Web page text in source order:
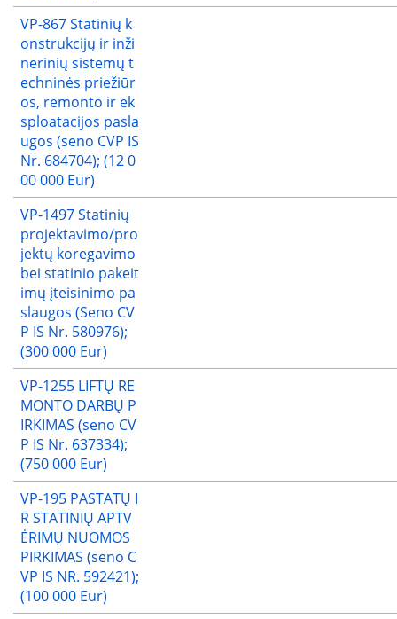
VP-867 Statinių k
onstrukcijų ir inži
nerinių sistemų t
echninės priežiūr
os, remonto ir ek
sploatacijos pasla
ugos (seno CVP IS
Nr. 684704); (12 0
00 000 Eur)
VP-1497 Statinių
projektavimo/pro
jektų koregavimo
bei statinio pakeit
imų įteisinimo pa
slaugos (Seno CV
P IS Nr. 580976);
(300 000 Eur)
VP-1255 LIFTŲ RE
MONTO DARBŲ P
IRKIMAS (seno CV
P IS Nr. 637334);
(750 000 Eur)
VP-195 PASTATŲ I
R STATINIŲ APTV
ĖRIMŲ NUOMOS
PIRKIMAS (seno C
VP IS NR. 592421);
(100 000 Eur)